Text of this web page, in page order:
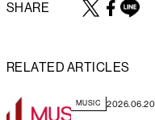
SHARE
RELATED ARTICLES
MUSIC 2026.06.20